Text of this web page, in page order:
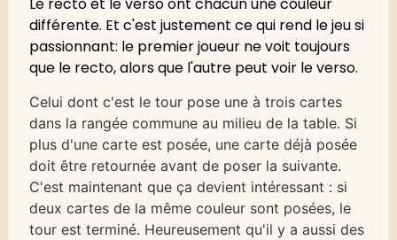
différente. Et c'est justement ce qui rend le jeu si
passionnant: le premier joueur ne voit toujours
que le recto, alors que l'autre peut voir le verso.
Celui dont c'est le tour pose une à trois cartes
dans la rangée commune au milieu de la table. Si
plus d'une carte est posée, une carte déjà posée
doit être retournée avant de poser la suivante.
C'est maintenant que ça devient intéressant : si
deux cartes de la même couleur sont posées, le
tour est terminé. Heureusement qu'il y a aussi des